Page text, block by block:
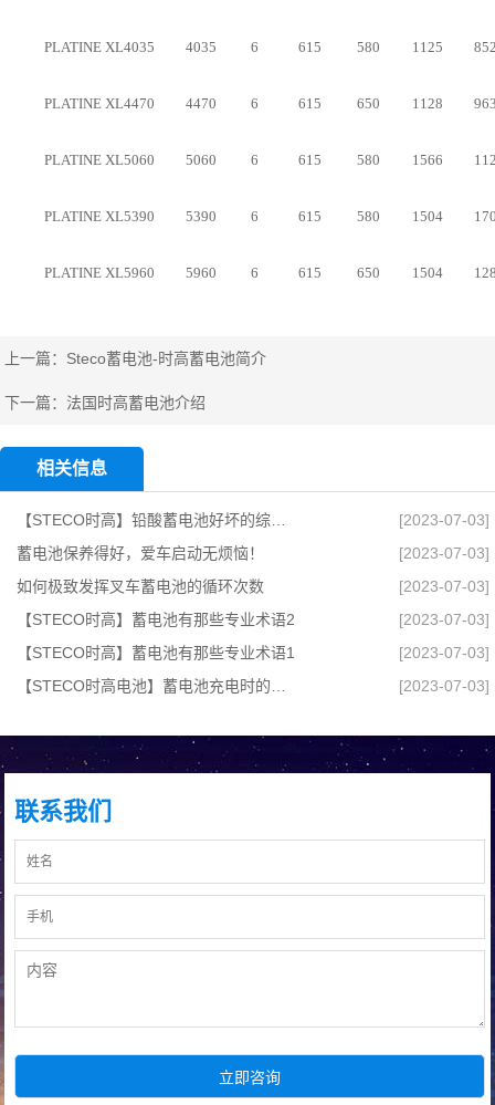
PLATINE XL4035 4035 6 615 580 1125
PLATINE XL4470 4470 6 615 650 1128
PLATINE XL5060 5060 6 615 580 1566
PLATINE XL5390 5390 6 615 580 1504
PLATINE XL5960 5960 6 615 650 1504
上一篇： Steco蓄电池-时高蓄电池简介
下一篇： 法国时高蓄电池介绍
相关信息
[2023-07-03]
蓄电池保养得好，爱车启动无烦恼！
[2023-07-03]
如何极致发挥叉车蓄电池的循环次数
[2023-07-03]
【STECO时高】蓄电池有那些专业术语2
[2023-07-03]
【STECO时高】蓄电池有那些专业术语1
[2023-07-03]
[2023-07-03]
联系我们